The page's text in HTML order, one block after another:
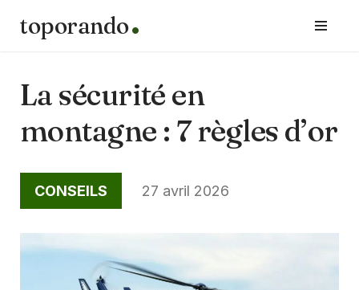
contenu
toporando
La sécurité en
montagne : 7 règles d’or
CONSEILS 27 avril 2026